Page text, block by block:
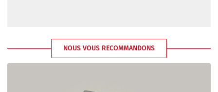
NOUS VOUS RECOMMANDONS